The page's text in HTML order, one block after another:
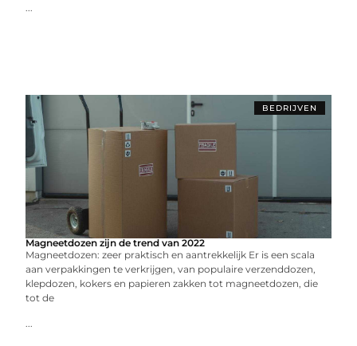
...
BEDRIJVEN
Magneetdozen zijn de trend van 2022
Magneetdozen: zeer praktisch en aantrekkelijk Er is een scala
aan verpakkingen te verkrijgen, van populaire verzenddozen,
klepdozen, kokers en papieren zakken tot magneetdozen, die
tot de
...